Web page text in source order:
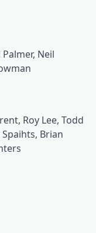
Neil
Roy Lee, Todd
Spaihts, Brian